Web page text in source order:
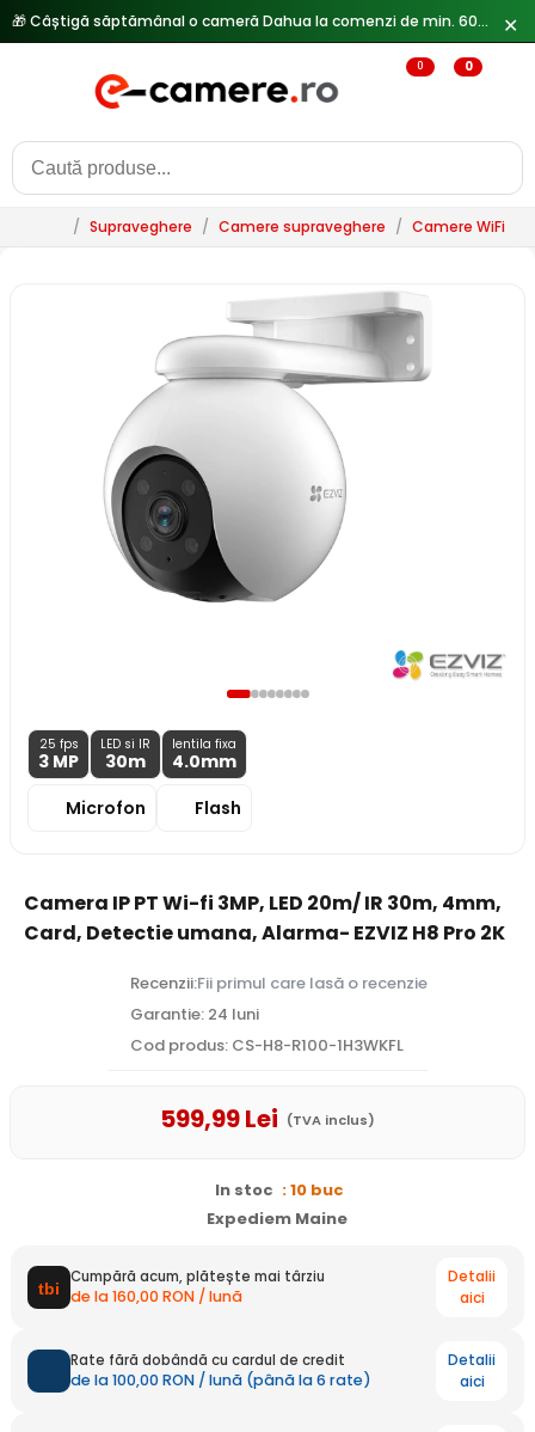
🔥Reduceri de pana la 25% doar in luna iulie → Vezi ofertele
✕
0 0
/ Supraveghere / Camere supraveghere / Camere WiFi &
25 fps
3 MP
LED si IR
30m
lentila fixa
4.0mm
Microfon
Flash
Camera IP PT Wi-fi 3MP, LED 20m/ IR 30m, 4mm,
Card, Detectie umana, Alarma- EZVIZ H8 Pro 2K
Recenzii:Fii primul care lasă o recenzie
Garantie: 24 luni
Cod produs: CS-H8-R100-1H3WKFL
599,99Lei (TVA inclus)
In stoc : 10 buc
Expediem Maine
Cumpără acum, plătește mai târziu
de la 160,00 RON / lună
Detalii
aici
Rate fără dobândă cu cardul de credit
de la 100,00 RON / lună (până la 6 rate)
Detalii
aici